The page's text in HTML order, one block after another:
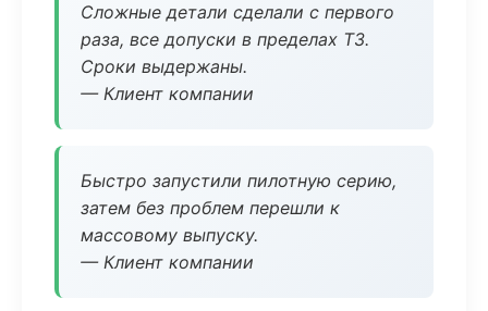
Сложные детали сделали с первого
раза, все допуски в пределах ТЗ.
Сроки выдержаны.
— Клиент компании
Быстро запустили пилотную серию,
затем без проблем перешли к
массовому выпуску.
— Клиент компании